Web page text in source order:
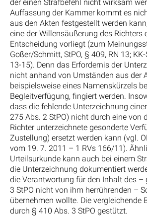
der einen Strafbefehl nicht wirksam
Auffassung der Kammer kommt es
aus den Akten festgestellt werden
eine der Willensäußerung des Richters
Entscheidung vorliegt (zum
Goßer/Schmitt, StPO, § 409, RN 13;
13-15). Denn das Erfordernis der
nicht anhand von Umständen aus der
beispielsweise eines Namenskürzels
Begleitverfügung, fingiert werden.
dass die fehlende Unterzeichnung
275 Abs. 2 StPO) nicht durch eine von
Richter unterzeichnete gesonderte
Zustellung) ersetzt werden kann (vgl.
vom 19. 7. 2011 – 1 RVs 166/11).
Urteilsurkunde kann auch bei einem
die Unterzeichnung dokumentiert
die Verantwortung für den Inhalt des –
3 StPO nicht von ihm herrührenden –
übernehmen wollte. Die vergleichende
durch § 410 Abs. 3 StPO gestützt.